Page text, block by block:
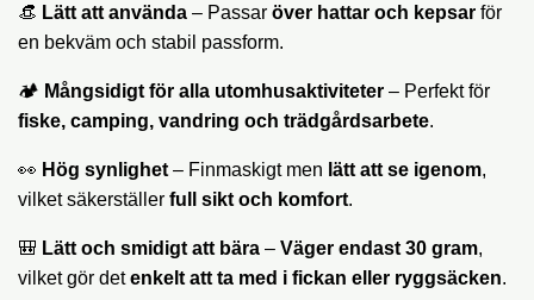
👒 Lätt att använda – Passar över hattar och kepsar för
en bekväm och stabil passform.
🏕️ Mångsidigt för alla utomhusaktiviteter – Perfekt för
fiske, camping, vandring och trädgårdsarbete.
👀 Hög synlighet – Finmaskigt men lätt att se igenom,
vilket säkerställer full sikt och komfort.
🎒 Lätt och smidigt att bära – Väger endast 30 gram,
vilket gör detenkelt att ta med i fickan eller ryggsäcken.